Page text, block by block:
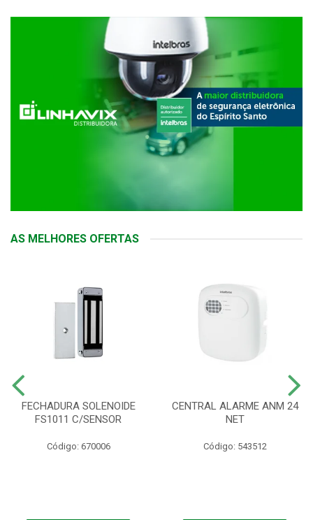
AS MELHORES OFERTAS
FECHADURA SOLENOIDE
FS1011 C/SENSOR
Código: 670006
CENTRAL ALARME ANM 24
NET
Código: 543512